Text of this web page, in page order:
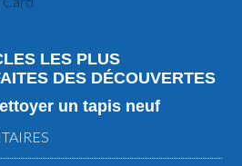
LES PLUS
DES DÉCOUVERTES
un tapis neuf